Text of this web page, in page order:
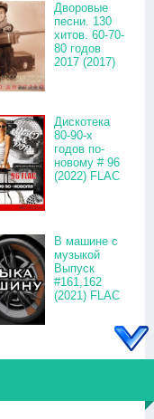
Дворовые
песни. 130
хитов. 60-70-
80 годов
2017 (2017)
Дискотека
80-90-х
годов по-
новому # 96
(2022) FLAC
В машине с
музыкой
Выпуск
#161,162
(2021) FLAC